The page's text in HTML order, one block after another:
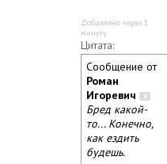
Добавлено через 1
минуту
Цитата:
Сообщение от
Роман
Игоревич
Бред какой-
то... Конечно,
как ездить
будешь.